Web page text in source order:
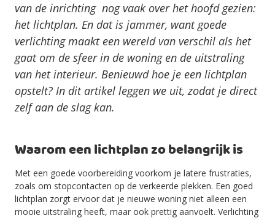
van de inrichting nog vaak over het hoofd gezien:
het lichtplan. En dat is jammer, want goede
verlichting maakt een wereld van verschil als het
gaat om de sfeer in de woning en de uitstraling
van het interieur. Benieuwd hoe je een lichtplan
opstelt? In dit artikel leggen we uit, zodat je direct
zelf aan de slag kan.
Waarom een lichtplan zo belangrijk is
Met een goede voorbereiding voorkom je latere frustraties,
zoals om stopcontacten op de verkeerde plekken. Een goed
lichtplan zorgt ervoor dat je nieuwe woning niet alleen een
mooie uitstraling heeft, maar ook prettig aanvoelt. Verlichting